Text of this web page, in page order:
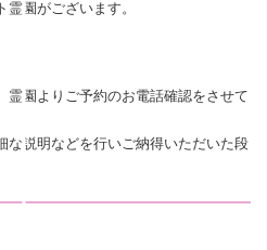
園がございます。
霊園よりご予約のお電話確認をさせて
な説明などを行いご納得いただいた段